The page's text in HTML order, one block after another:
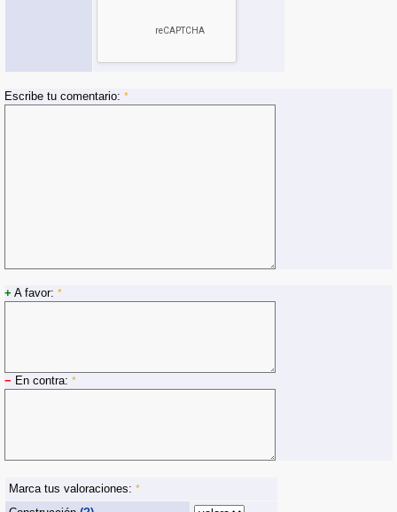
Escribe tu comentario: *
+ A favor: *
− En contra: *
Marca tus valoraciones: *